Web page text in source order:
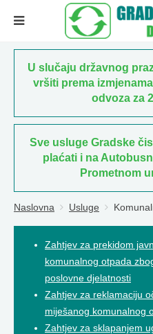
U slučaju državnog
vršiti prema
odvoza za
Sve usluge Gradske
plaćati i na
Prometnom
Naslovna Usluge
Zahtjev za prekidom
komunalnog otpada
poslovne djelatnosti
Zahtjev za reklamaciju
miješanog komunalnog
Zahtjev za sklapanjem